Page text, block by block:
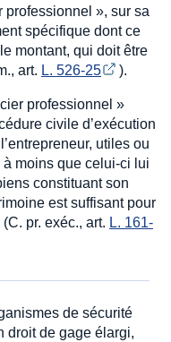
professionnel », sur sa
spécifique dont ce
montant, qui doit être
art. L. 526-25 ).
professionnel »
civile d’exécution
utiles ou
moins que celui-ci lui
constituant son
est suffisant pour
pr. exéc., art. L. 161-
de sécurité
droit de gage élargi,